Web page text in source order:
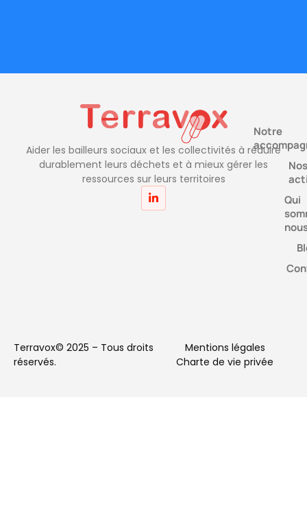
Aider les bailleurs sociaux et les collectivités à réduire
durablement leurs déchets et à mieux gérer les
ressources sur leurs territoires
Notre
Nos
Qui
Terravox© 2025 – Tous droits
réservés.
Mentions légales
Charte de vie privée